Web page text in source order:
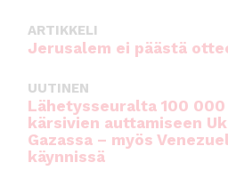
ARTIKKELI
Jerusalem ei päästä
UUTINEN
Lähetysseuralta 100
kärsivien auttamiseen
Gazassa – myös
käynnissä